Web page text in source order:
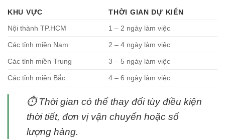
KHU VỰC
THỜI GIAN DỰ KIẾN
Nội thành TP.HCM
1 – 2 ngày làm việc
Các tỉnh miền Nam 2 – 4 ngày làm việc
Các tỉnh miền Trung 3 – 5 ngày làm việc
Các tỉnh miền Bắc 4 – 6 ngày làm việc
⏱Thời gian có thể thay đổi tùy điều kiện
thời tiết, đơn vị vận chuyển hoặc số
lượng hàng.